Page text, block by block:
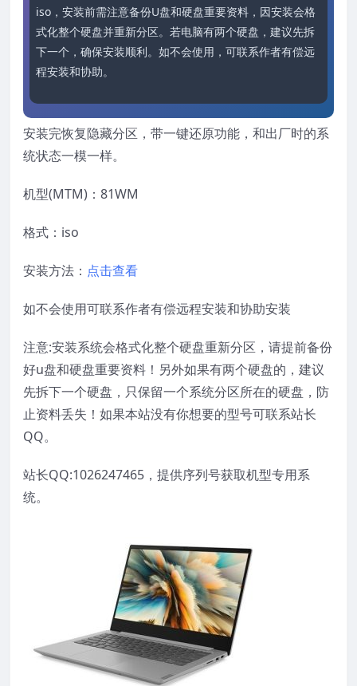
iso，安装前需注意备份U盘和硬盘重要资料，因安装会格
式化整个硬盘并重新分区。若电脑有两个硬盘，建议先拆
下一个，确保安装顺利。如不会使用，可联系作者有偿远
程安装和协助。
安装完恢复隐藏分区，带一键还原功能，和出厂时的系
统状态一模一样。
机型(MTM)：81WM
格式：iso
安装方法： 点击查看
如不会使用可联系作者有偿远程安装和协助安装
注意:安装系统会格式化整个硬盘重新分区，请提前备份
好u盘和硬盘重要资料！另外如果有两个硬盘的，建议
先拆下一个硬盘，只保留一个系统分区所在的硬盘，防
止资料丢失！如果本站没有你想要的型号可联系站长
QQ。
站长QQ:1026247465，提供序列号获取机型专用系
统。